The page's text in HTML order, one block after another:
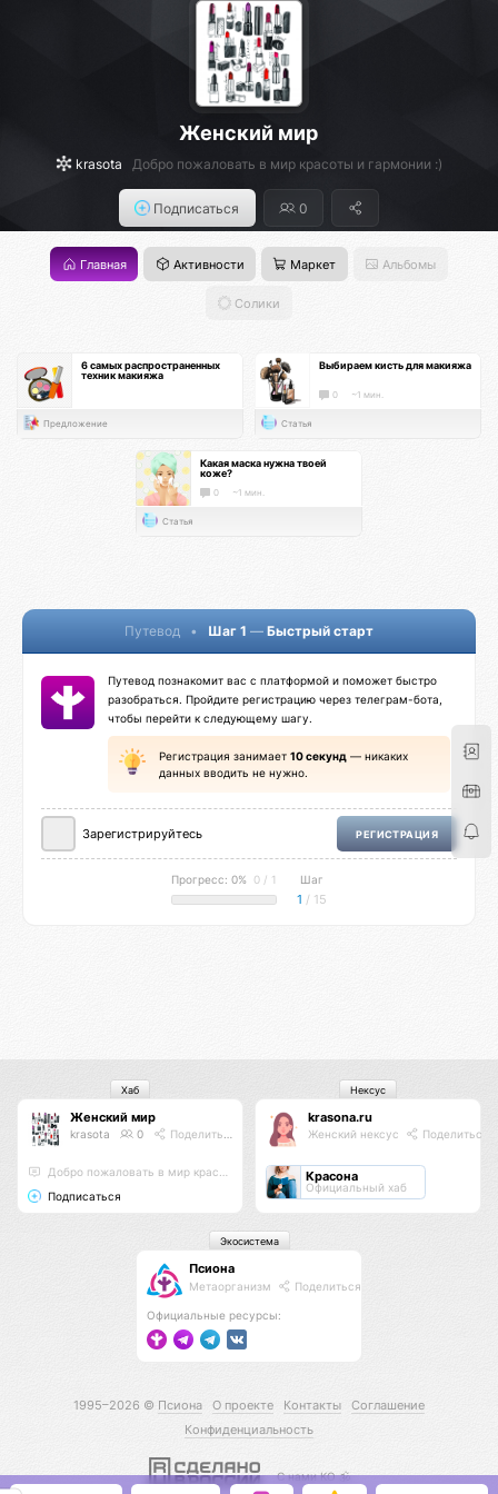
Женский мир
krasota Добро пожаловать в мир красоты и гармонии :)
Подписаться 0
Главная Активности Маркет Альбомы
Солики
6 самых распространенных
техник макияжа
Предложение
Выбираем кисть для макияжа
0 ~1 мин.
Статья
Какая маска нужна твоей
коже?
0 ~1 мин.
Статья
Путевод • Шаг 1 — Быстрый старт
Путевод познакомит вас с платформой и поможет быстро
разобраться. Пройдите регистрацию через телеграм-бота,
чтобы перейти к следующему шагу.
Регистрация занимает 10 секунд — никаких
данных вводить не нужно.
Зарегистрируйтесь РЕГИСТРАЦИЯ
Прогресс: 0% 0 / 1 Шаг
1 / 15
Женский мир
krasota 0 Поделиться
Добро пожаловать в мир красоты и гармонии :)
Подписаться
Хаб
krasona.ru
Женский нексус Поделиться
Красона
Официальный хаб
Нексус
Псиона
Метаорганизм Поделиться
Официальные ресурсы:
Экосистема
1995–2026 © Псиона О проекте Контакты
Соглашение
Конфиденциальность
С нами КО 🕉️